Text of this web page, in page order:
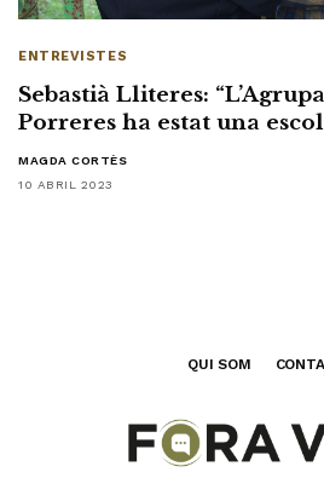
ENTREVISTES
Sebastià Lliteres:
Porreres ha estat una
MAGDA CORTÈS
10 ABRIL 2023
QUI SOM